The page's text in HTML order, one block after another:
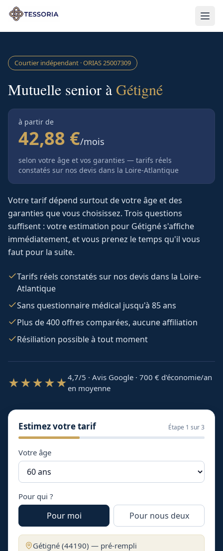
Aller au contenu principal
Courtier indépendant · ORIAS25007309
Mutuelle senior à Gétigné
à partir de
42,88 €/mois
selon votre âge et vos garanties — tarifs réels
constatés sur nos devis dans la Loire-Atlantique
Votre tarif dépend surtout de votre âge et des
garanties que vous choisissez. Trois questions
suffisent : votre estimation pour Gétignés'affiche
immédiatement, et vous prenez le temps qu'il vous
faut pour la suite.
Tarifs réels constatés sur nos devis dans la Loire-
Atlantique
Sans questionnaire médical jusqu'à 85 ans
Plus de 400 offres comparées, aucune affiliation
Résiliation possible à tout moment
★★★★★4,7/5 · Avis Google · 700 € d'économie/an
en moyenne
Estimez votre tarif Étape 1 sur 3
Votre âge
Pour qui ?
Pour moi Pour nous deux
Gétigné (44190) — pré-rempli